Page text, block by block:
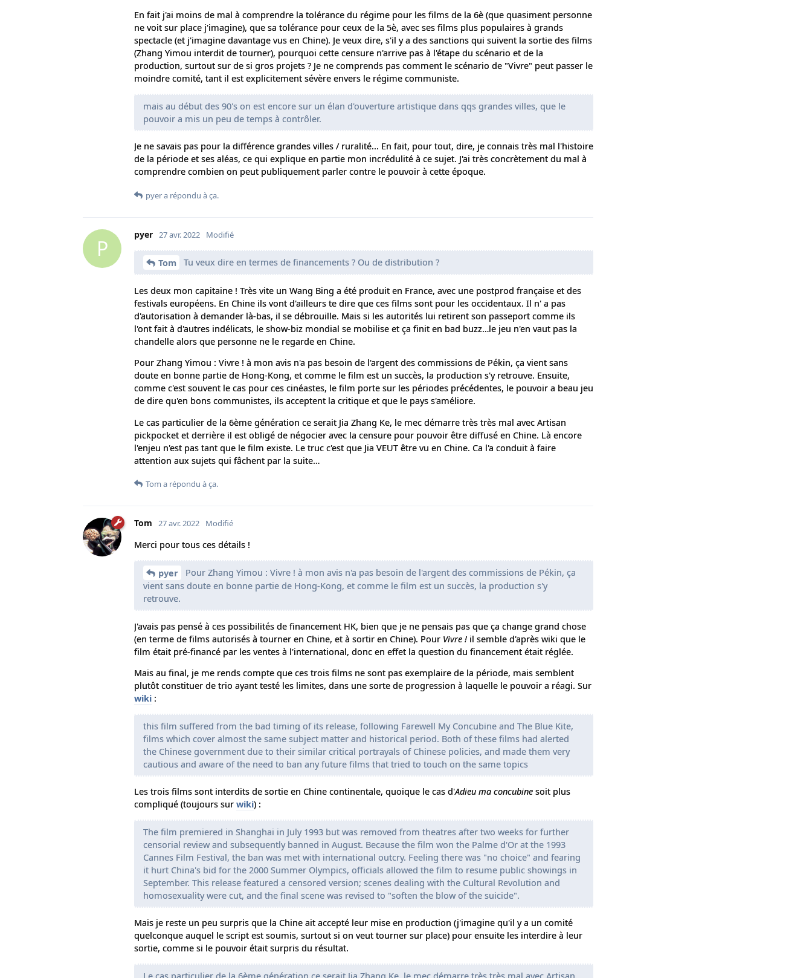
En fait j'ai moins de mal à comprendre la tolérance du régime pour les films de la 6è (que quasiment personne
ne voit sur place j'imagine), que sa tolérance pour ceux de la 5è, avec ses films plus populaires à grands
spectacle (et j'imagine davantage vus en Chine). Je veux dire, s'il y a des sanctions qui suivent la sortie des films
(Zhang Yimou interdit de tourner), pourquoi cette censure n'arrive pas à l'étape du scénario et de la
production, surtout sur de si gros projets ? Je ne comprends pas comment le scénario de "Vivre" peut passer le
moindre comité, tant il est explicitement sévère envers le régime communiste.
mais au début des 90's on est encore sur un élan d'ouverture artistique dans qqs grandes villes, que le
pouvoir a mis un peu de temps à contrôler.
Je ne savais pas pour la différence grandes villes / ruralité... En fait, pour tout, dire, je connais très mal l'histoire
de la période et ses aléas, ce qui explique en partie mon incrédulité à ce sujet. J'ai très concrètement du mal à
comprendre combien on peut publiquement parler contre le pouvoir à cette époque.
pyera répondu à ça.
P
pyer 27 avr. 2022 Modifié
Tom Tu veux dire en termes de financements ? Ou de distribution ?
Les deux mon capitaine ! Très vite un Wang Bing a été produit en France, avec une postprod française et des
festivals européens. En Chine ils vont d'ailleurs te dire que ces films sont pour les occidentaux. Il n' a pas
d'autorisation à demander là-bas, il se débrouille. Mais si les autorités lui retirent son passeport comme ils
l'ont fait à d'autres indélicats, le show-biz mondial se mobilise et ça finit en bad buzz…le jeu n'en vaut pas la
chandelle alors que personne ne le regarde en Chine.
Pour Zhang Yimou : Vivre ! à mon avis n'a pas besoin de l'argent des commissions de Pékin, ça vient sans
doute en bonne partie de Hong-Kong, et comme le film est un succès, la production s'y retrouve. Ensuite,
comme c'est souvent le cas pour ces cinéastes, le film porte sur les périodes précédentes, le pouvoir a beau jeu
de dire qu'en bons communistes, ils acceptent la critique et que le pays s'améliore.
Le cas particulier de la 6ème génération ce serait Jia Zhang Ke, le mec démarre très très mal avec Artisan
pickpocket et derrière il est obligé de négocier avec la censure pour pouvoir être diffusé en Chine. Là encore
l'enjeu n'est pas tant que le film existe. Le truc c'est que Jia VEUT être vu en Chine. Ca l'a conduit à faire
attention aux sujets qui fâchent par la suite…
Tom a répondu à ça.
Tom 27 avr. 2022 Modifié
Merci pour tous ces détails !
pyer
Pour Zhang Yimou : Vivre ! à mon avis n'a pas besoin de l'argent des commissions de Pékin, ça
vient sans doute en bonne partie de Hong-Kong, et comme le film est un succès, la production s'y
retrouve.
J'avais pas pensé à ces possibilités de financement HK, bien que je ne pensais pas que ça change grand chose
(en terme de films autorisés à tourner en Chine, et à sortir en Chine). Pour Vivre ! il semble d'après wiki que le
film était pré-financé par les ventes à l'international, donc en effet la question du financement était réglée.
Mais au final, je me rends compte que ces trois films ne sont pas exemplaire de la période, mais semblent
plutôt constituer de trio ayant testé les limites, dans une sorte de progression à laquelle le pouvoir a réagi. Sur
wiki :
this film suffered from the bad timing of its release, following Farewell My Concubine and The Blue Kite,
films which cover almost the same subject matter and historical period. Both of these films had alerted
the Chinese government due to their similar critical portrayals of Chinese policies, and made them very
cautious and aware of the need to ban any future films that tried to touch on the same topics
Les trois films sont interdits de sortie en Chine continentale, quoique le cas d'Adieu ma concubine soit plus
compliqué (toujours sur wiki) :
The film premiered in Shanghai in July 1993 but was removed from theatres after two weeks for further
censorial review and subsequently banned in August. Because the film won the Palme d'Or at the 1993
Cannes Film Festival, the ban was met with international outcry. Feeling there was "no choice" and fearing
it hurt China's bid for the 2000 Summer Olympics, officials allowed the film to resume public showings in
September. This release featured a censored version; scenes dealing with the Cultural Revolution and
homosexuality were cut, and the final scene was revised to "soften the blow of the suicide".
Mais je reste un peu surpris que la Chine ait accepté leur mise en production (j'imagine qu'il y a un comité
quelconque auquel le script est soumis, surtout si on veut tourner sur place) pour ensuite les interdire à leur
sortie, comme si le pouvoir était surpris du résultat.
Le cas particulier de la 6ème génération ce serait Jia Zhang Ke, le mec démarre très très mal avec Artisan